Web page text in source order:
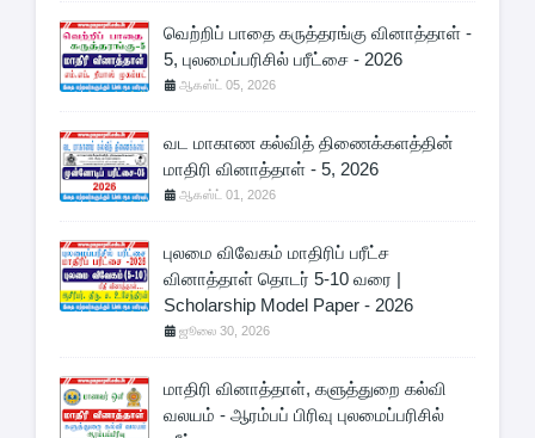
வெற்றிப் பாதை கருத்தரங்கு வினாத்தாள் -
5, புலமைப்பரிசில் பரீட்சை - 2026
ஆகஸ்ட் 05, 2026
வட மாகாண கல்வித் திணைக்களத்தின்
மாதிரி வினாத்தாள் - 5, 2026
ஆகஸ்ட் 01, 2026
புலமை விவேகம் மாதிரிப் பரீட்ச
வினாத்தாள் தொடர் 5-10 வரை |
Scholarship Model Paper - 2026
ஜூலை 30, 2026
மாதிரி வினாத்தாள், களுத்துறை கல்வி
வலயம் - ஆரம்பப் பிரிவு புலமைப்பரிசில்